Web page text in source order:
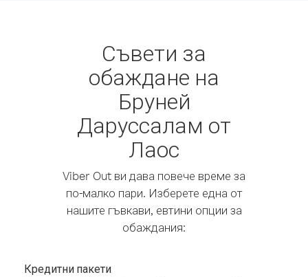
Съвети за
обаждане на
Бруней
Даруссалам от
Лаос
Viber Out ви дава повече време за
по-малко пари. Изберете една от
нашите гъвкави, евтини опции за
обаждания:
Кредитни пакети